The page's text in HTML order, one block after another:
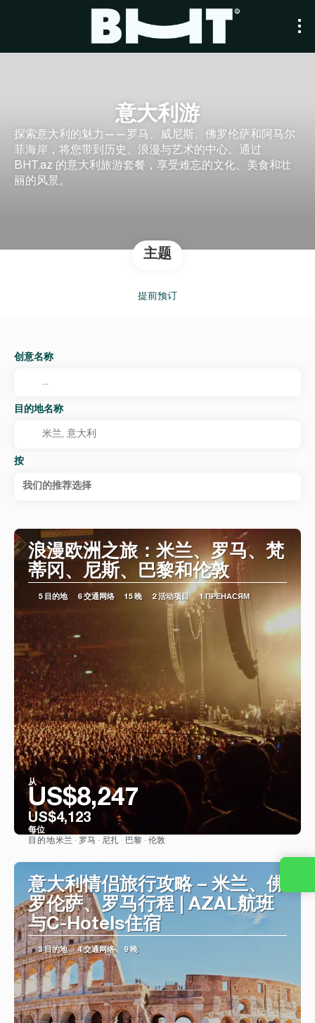
意大利游
探索意大利的魅力——罗马、威尼斯、佛罗伦萨和阿马尔
菲海岸，将您带到历史、浪漫与艺术的中心。通过
BHT.az 的意大利旅游套餐，享受难忘的文化、美食和壮
丽的风景。
主题
提前预订
创意名称
目的地名称
按
我们的推荐选择
浪漫欧洲之旅：米兰、罗马、梵
蒂冈、尼斯、巴黎和伦敦
5 目的地 6 交通网络 15 晚 2 活动项目 1 ПРЕНАСЯМ
从
US$8,247
US$4,123
每位
目的地米兰 · 罗马 · 尼扎 · 巴黎 · 伦敦
意大利情侣旅行攻略 – 米兰、佛
罗伦萨、罗马行程 | AZAL航班
与C-Hotels住宿
3 目的地 4 交通网络 9 晚